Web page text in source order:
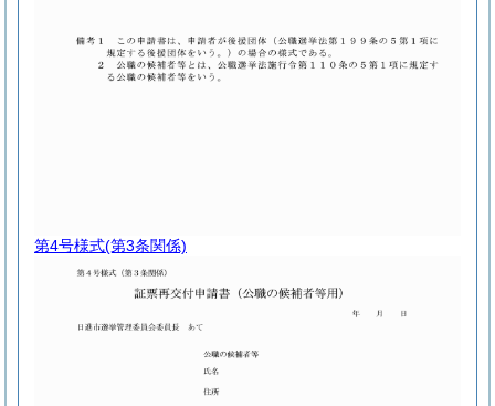
第4号様式(第3条関係)